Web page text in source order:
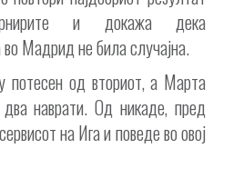
и докажа дека
Мадрид не била случајна.
потесен од вториот, а Марта
наврати. Од никаде, пред
на Ига и поведе во овој